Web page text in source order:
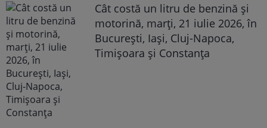
Cât costă un litru de benzină și
motorină, marți, 21 iulie 2026, în
București, Iași, Cluj-Napoca,
Timișoara și Constanța